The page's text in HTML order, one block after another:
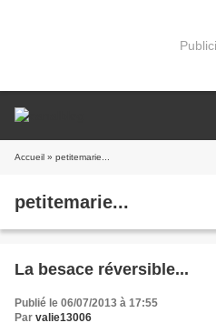
Accueil » petitemarie...
petitemarie...
La besace réversible...
Publié le 06/07/2013 à 17:55
Par valie13006